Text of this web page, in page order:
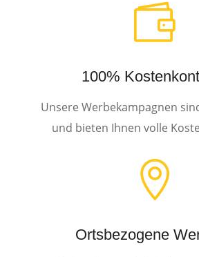

100%
Unsere Werbekampagnen
und bieten Ihnen volle

Ortsbezogene